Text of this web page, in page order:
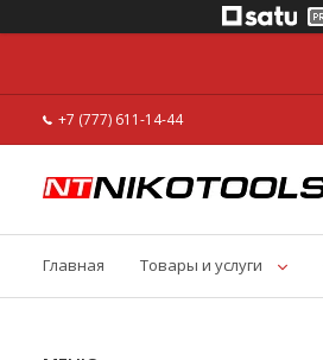
+7 (777) 611-14-44
Главная Товары и услуги